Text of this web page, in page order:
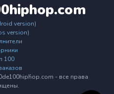
version)
version)
100
- все права